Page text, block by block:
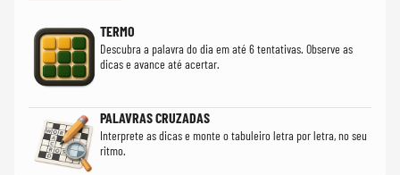
TERMO
Descubra a palavra do dia em até 6 tentativas. Observe as
dicas e avance até acertar.
PALAVRAS CRUZADAS
Interprete as dicas e monte o tabuleiro letra por letra, no seu
ritmo.